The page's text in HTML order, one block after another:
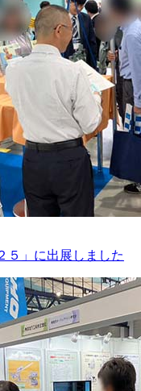
５」に出展しました